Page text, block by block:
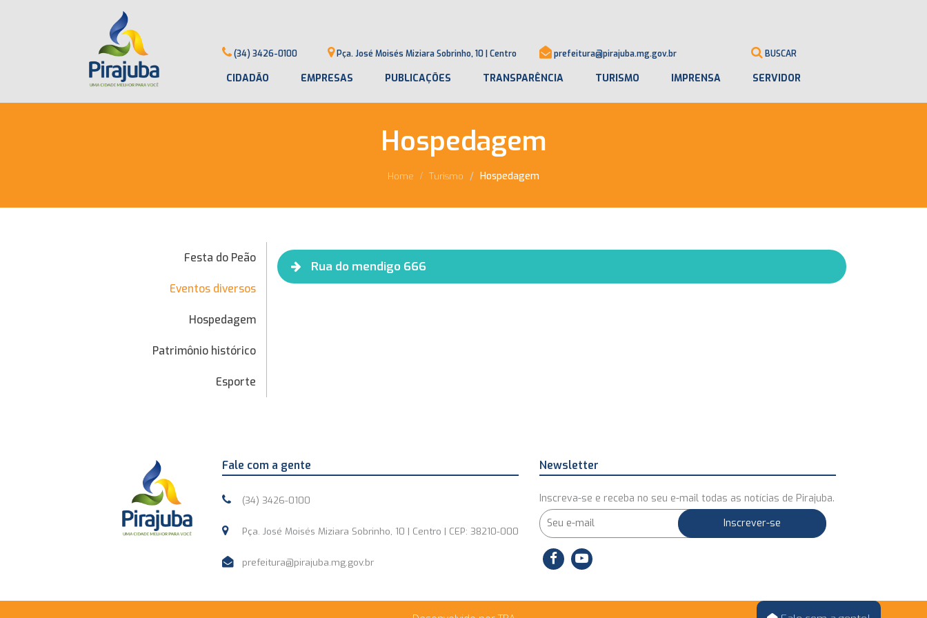
(34) 3426-0100 Pça. José Moisés Miziara Sobrinho, 10 | Centro prefeitura@pirajuba.mg.gov.br BUSCAR
CIDADÃO EMPRESAS PUBLICAÇÕES TRANSPARÊNCIA TURISMO IMPRENSA SERVIDOR
Hospedagem
Home Turismo Hospedagem
Festa do Peão
Eventos diversos
Hospedagem
Patrimônio histórico
Esporte
Rua do mendigo 666
Fale com a gente
(34) 3426-0100
Pça. José Moisés Miziara Sobrinho, 10 | Centro | CEP: 38210-000
prefeitura@pirajuba.mg.gov.br
Newsletter
Inscreva-se e receba no seu e-mail todas as notícias de Pirajuba.